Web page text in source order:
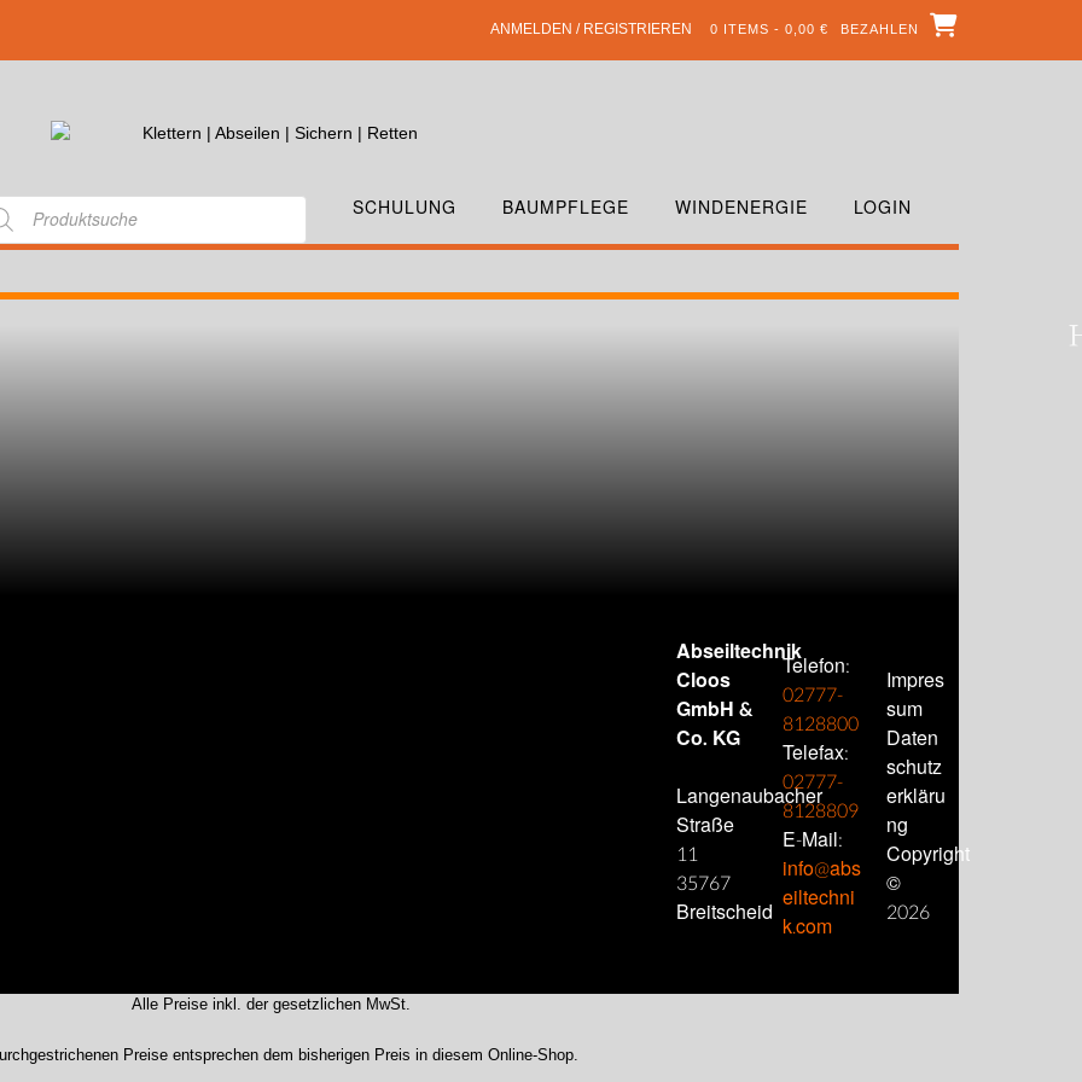
ANMELDEN / REGISTRIEREN 0 ITEMS - 0,00 € BEZAHLEN
SCHULUNG BAUMPFLEGE WINDENERGIE LOGIN
ABSTURZSICHERUNG-MIT-INTEGRIERTER-
Abseiltechnik
Cloos
GmbH &
Co. KG
Langenaubacher
Straße
11
35767
Breitscheid
Telefon:
02777-
8128800
Telefax:
02777-
8128809
E-Mail:
info@abs
eiltechni
k.com
Impres
sum
Daten
schutz
erkläru
ng
Copyright
©
2026
Alle Preise inkl. der gesetzlichen MwSt.
Preise entsprechen dem bisherigen Preis in diesem Online-Shop.